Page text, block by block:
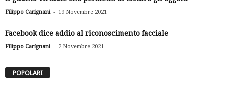
Filippo Carignani - 19 Novembre 2021
Facebook dice addio al riconoscimento facciale
Filippo Carignani - 2 Novembre 2021
POPOLARI